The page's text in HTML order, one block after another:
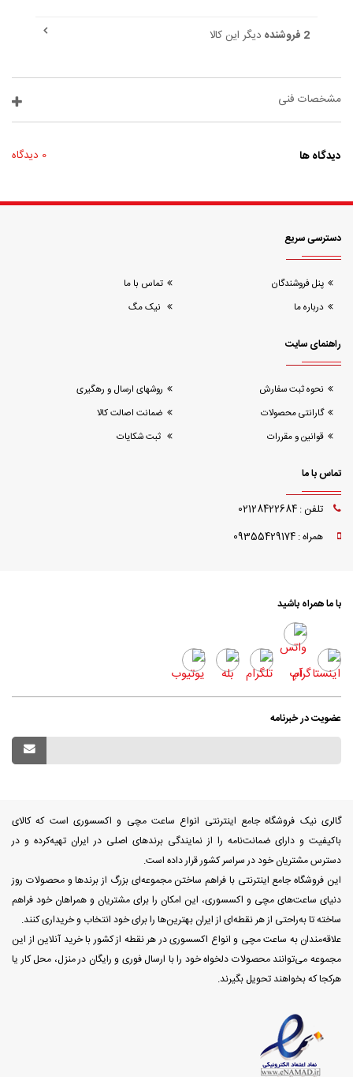
2 فروشنده دیگر این کالا
مشخصات فنی
دیدگاه ها 0 دیدگاه
دسترسی سریع
پنل فروشندگان
تماس با ما
درباره ما
نیک مگ
راهنمای سایت
نحوه ثبت سفارش
روشهای ارسال و رهگیری
گارانتی محصولات
ضمانت اصالت کالا
قوانین و مقررات
ثبت شکایات
تماس با ما
تلفن : 02128422684
همراه : 09355429174
با ما همراه باشید
عضویت در خبرنامه
گالری نیک فروشگاه جامع اینترنتی انواع ساعت مچی و اکسسوری است که کالای
باکیفیت و دارای ضمانت‌نامه را از نمایندگی برندهای اصلی در ایران تهیه‌کرده و در
دسترس مشتریان خود در سراسر کشور قرار داده است.
این فروشگاه جامع اینترنتی با فراهم ساختن مجموعه‌ای بزرگ از برندها و محصولات روز
دنیای ساعت‌های مچی و اکسسوری، این امکان را برای مشتریان و همراهان خود فراهم
ساخته تا به‌راحتی از هر نقطه‌ای از ایران بهترین‌ها را برای خود انتخاب و خریداری کنند.
علاقه‌مندان به ساعت مچی و انواع اکسسوری در هر نقطه از کشور با خرید آنلاین از این
مجموعه می‌توانند محصولات دلخواه خود را با ارسال فوری و رایگان در منزل، محل کار یا
هرکجا که بخواهند تحویل بگیرند.